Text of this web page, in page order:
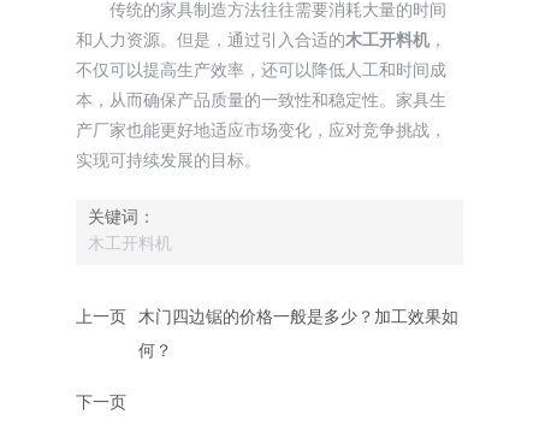
传统的家具制造方法往往需要消耗大量的时间
和人力资源。但是，通过引入合适的木工开料机 ，
不仅可以提高生产效率，还可以降低人工和时间成
本，从而确保产品质量的一致性和稳定性。家具生
产厂家也能更好地适应市场变化，应对竞争挑战，
实现可持续发展的目标。
关键词：
木工开料机
上一页
木门四边锯的价格一般是多少？加工效果如
何？
下一页